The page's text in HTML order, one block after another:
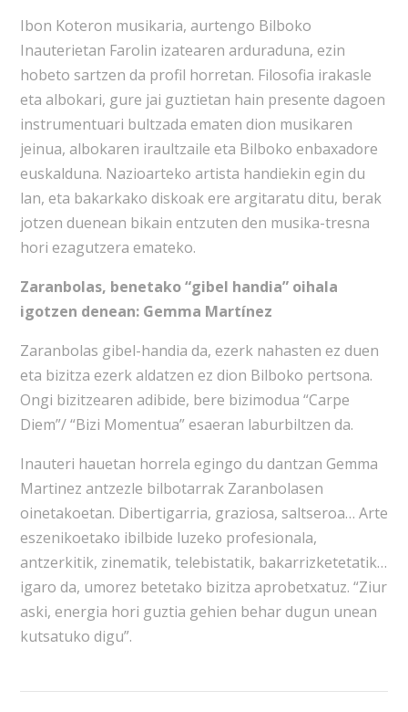
Ibon Koteron musikaria, aurtengo Bilboko
Inauterietan Farolin izatearen arduraduna, ezin
hobeto sartzen da profil horretan. Filosofia irakasle
eta albokari, gure jai guztietan hain presente dagoen
instrumentuari bultzada ematen dion musikaren
jeinua, albokaren iraultzaile eta Bilboko enbaxadore
euskalduna. Nazioarteko artista handiekin egin du
lan, eta bakarkako diskoak ere argitaratu ditu, berak
jotzen duenean bikain entzuten den musika-tresna
hori ezagutzera emateko.
Zaranbolas, benetako “gibel handia” oihala
igotzen denean: Gemma Martínez
Zaranbolas gibel-handia da, ezerk nahasten ez duen
eta bizitza ezerk aldatzen ez dion Bilboko pertsona.
Ongi bizitzearen adibide, bere bizimodua “Carpe
Diem”/ “Bizi Momentua” esaeran laburbiltzen da.
Inauteri hauetan horrela egingo du dantzan Gemma
Martinez antzezle bilbotarrak Zaranbolasen
oinetakoetan. Dibertigarria, graziosa, saltseroa… Arte
eszenikoetako ibilbide luzeko profesionala,
antzerkitik, zinematik, telebistatik, bakarrizketetatik…
igaro da, umorez betetako bizitza aprobetxatuz. “Ziur
aski, energia hori guztia gehien behar dugun unean
kutsatuko digu”.